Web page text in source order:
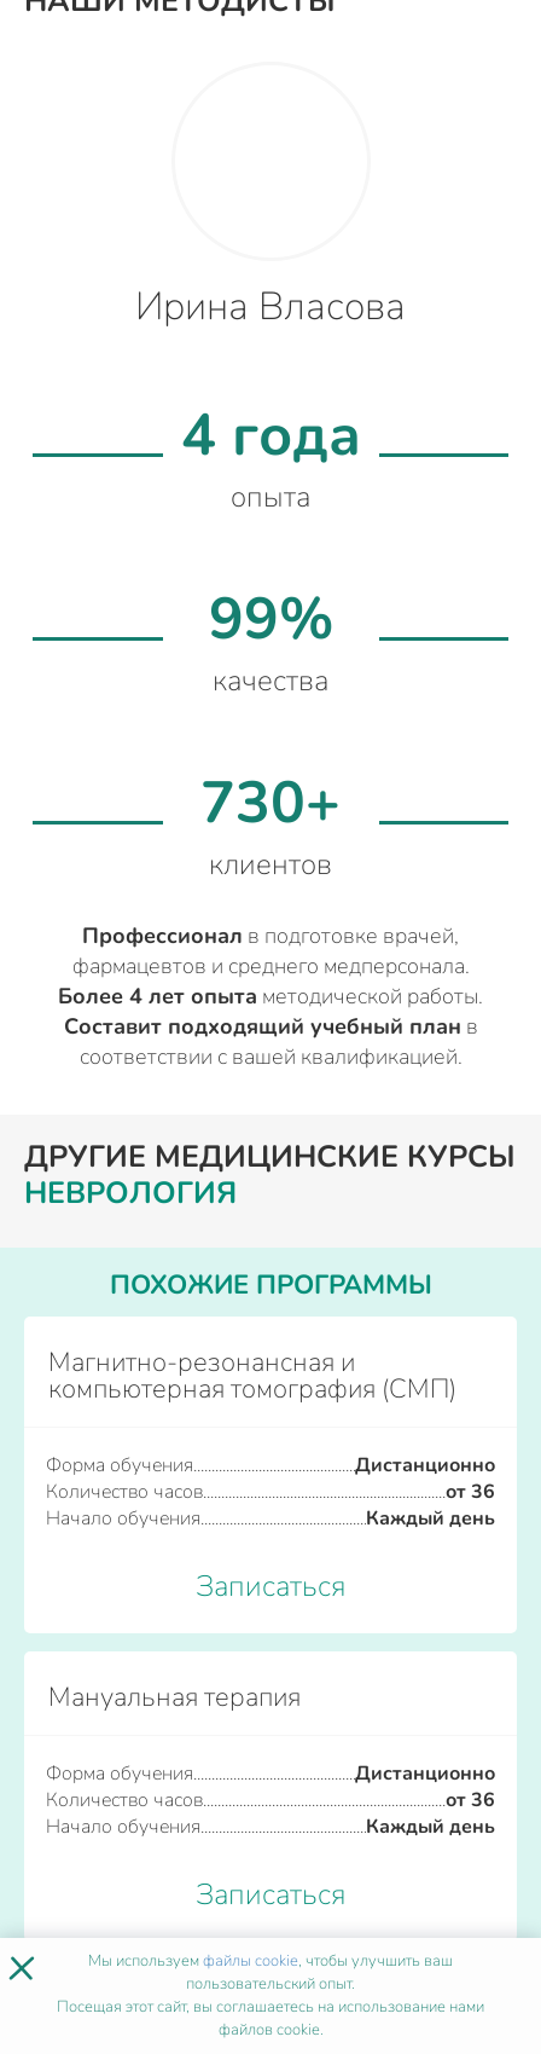
Ирина Власова
4 года
опыта
99%
качества
730+
клиентов
Профессионал в подготовке врачей,
фармацевтов и среднего медперсонала.
Более 4 лет опыта методической работы.
Составит подходящий учебный план в
соответствии с вашей квалификацией.
ДРУГИЕ МЕДИЦИНСКИЕ КУРСЫ
НЕВРОЛОГИЯ
ПОХОЖИЕ ПРОГРАММЫ
Магнитно-резонансная и
компьютерная томография (СМП)
Форма обучения
Дистанционно
Количество часов
от 36
Начало обучения
Каждый день
Записаться
Мануальная терапия
Форма обучения
Дистанционно
Количество часов
от 36
Начало обучения
Каждый день
Записаться
Медико-социальная помощь (СМП)
× Мы используемфайлы cookie, чтобы улучшить ваш
пользовательский опыт.
Посещая этот сайт, вы соглашаетесь на использование нами
файлов cookie.